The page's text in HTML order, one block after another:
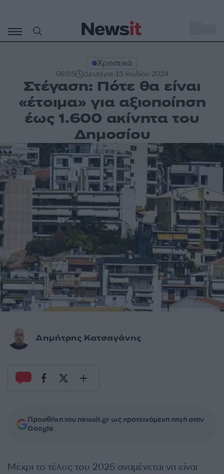
περιεχόμενο
Χρηστικά
06:55 Δευτέρα 15 Ιουλίου 2024
Στέγαση: Πότε θα είναι
«έτοιμα» για αξιοποίηση
έως 1.600 ακίνητα του
Δημοσίου
Δημήτρης Κατσαγάνης
Προσθήκη του newsit.gr ως προτεινόμενη πηγή στην
Google
Μέχρι το τέλος του 2025 αναμένεται να είναι